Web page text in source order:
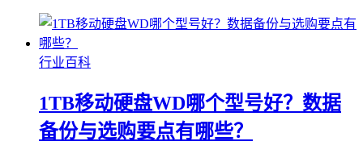
行业百科
1TB移动硬盘WD哪个型号好？数据
备份与选购要点有哪些？